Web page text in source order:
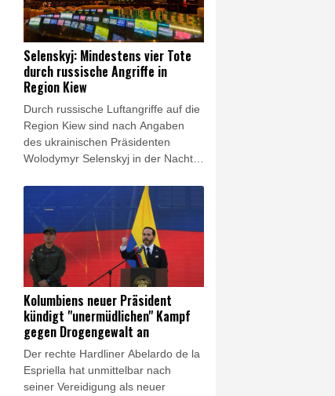
Selenskyj: Mindestens vier Tote
durch russische Angriffe in
Region Kiew
Durch russische Luftangriffe auf die
Region Kiew sind nach Angaben
des ukrainischen Präsidenten
Wolodymyr Selenskyj in der Nacht
Menschen getötet worden. Bei
einem Angriff seien eine
Großmutter, ein Großvater und ihr
dreijähriger Enkel getötet worden,
erklärte Selenskyj im Onlinedienst
X. Die staatlichen Rettungsdienste
veröffentlichten Fotos eines in
Flammen stehenden Gebäudes.
Selenskyj zufolge wurden vier
weitere Menschen ins Krankenhaus
gebracht.
Kolumbiens neuer Präsident
kündigt "unermüdlichen" Kampf
gegen Drogengewalt an
Der rechte Hardliner Abelardo de la
Espriella hat unmittelbar nach
seiner Vereidigung als neuer